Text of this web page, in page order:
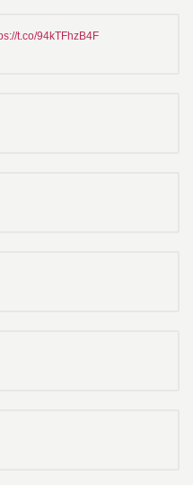
t.co/94kTFhzB4F